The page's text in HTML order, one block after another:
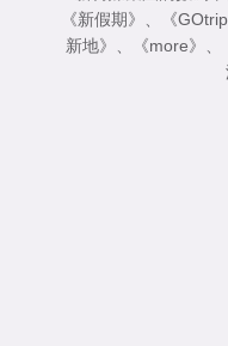
《新假期》
《GOtrip
新地》
《more》